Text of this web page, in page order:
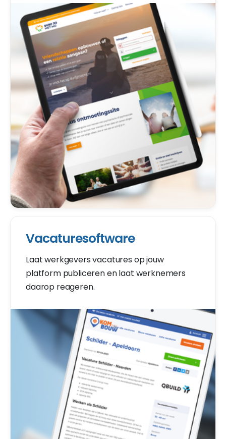
Vacaturesoftware
Laat werkgevers vacatures op jouw
platform publiceren en laat werknemers
daarop reageren.